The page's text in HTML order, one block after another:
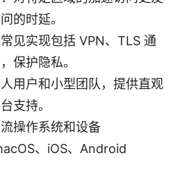
的时延。
见实现包括 VPN、TLS 通
保护隐私。
用户和小型团队，提供直观
支持。
操作系统和设备
、iOS、Android